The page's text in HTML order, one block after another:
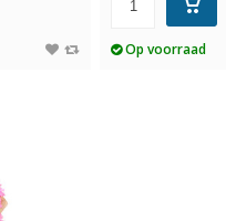
Op voorraad